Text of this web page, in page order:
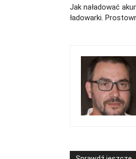
Jak naładować
ładowarki.